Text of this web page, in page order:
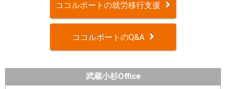
ココルポートの就労移行支援
ココルポートのQ&A
武蔵小杉Office